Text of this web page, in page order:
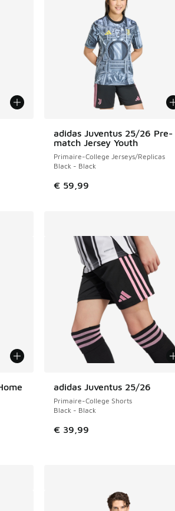
Prix en baisse de € 99,99 à € 60,00
adidas Juventus 25/26 Pre-
match Jersey Youth
Primaire-College Jerseys/Replicas
Black - Black
€ 59,99
adidas Juventus 25/26
Primaire-College Shorts
Black - Black
€ 39,99